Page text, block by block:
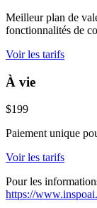
Meilleur plan de
fonctionnalités de
Voir les tarifs
À vie
$199
Paiement unique
Voir les tarifs
Pour les
https://